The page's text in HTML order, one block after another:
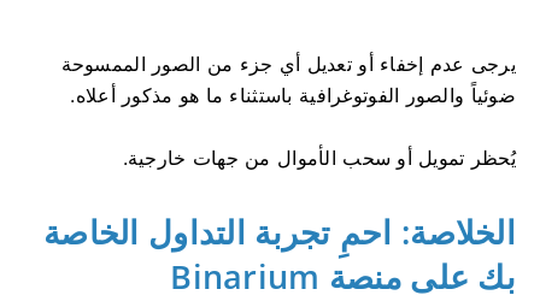
يرجى عدم إخفاء أو تعديل أي جزء من الصور الممسوحة
ضوئياً والصور الفوتوغرافية باستثناء ما هو مذكور أعلاه.
يُحظر تمويل أو سحب الأموال من جهات خارجية.
الخلاصة: احمِ تجربة التداول الخاصة
بك على منصة Binarium